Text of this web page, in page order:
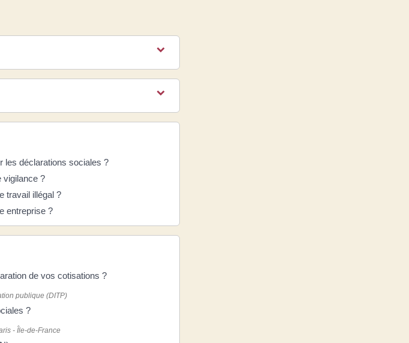
les déclarations sociales ?
vigilance ?
travail illégal ?
entreprise ?
de vos cotisations ?
publique (DITP)
?
- Île-de-France